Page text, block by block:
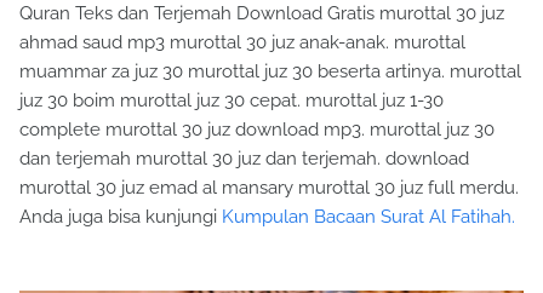
Quran Teks dan Terjemah Download Gratis murottal 30 juz
ahmad saud mp3 murottal 30 juz anak-anak. murottal
muammar za juz 30 murottal juz 30 beserta artinya. murottal
juz 30 boim murottal juz 30 cepat. murottal juz 1-30
complete murottal 30 juz download mp3. murottal juz 30
dan terjemah murottal 30 juz dan terjemah. download
murottal 30 juz emad al mansary murottal 30 juz full merdu.
Anda juga bisa kunjungi Kumpulan Bacaan Surat Al Fatihah.